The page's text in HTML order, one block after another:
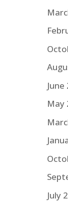
June
May
July